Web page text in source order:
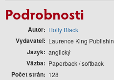
Podrobnosti
Autor Holly Black
Vydavateľ Laurence King
Jazyk anglický
Väzba Paperback / softback
Počet strán 128